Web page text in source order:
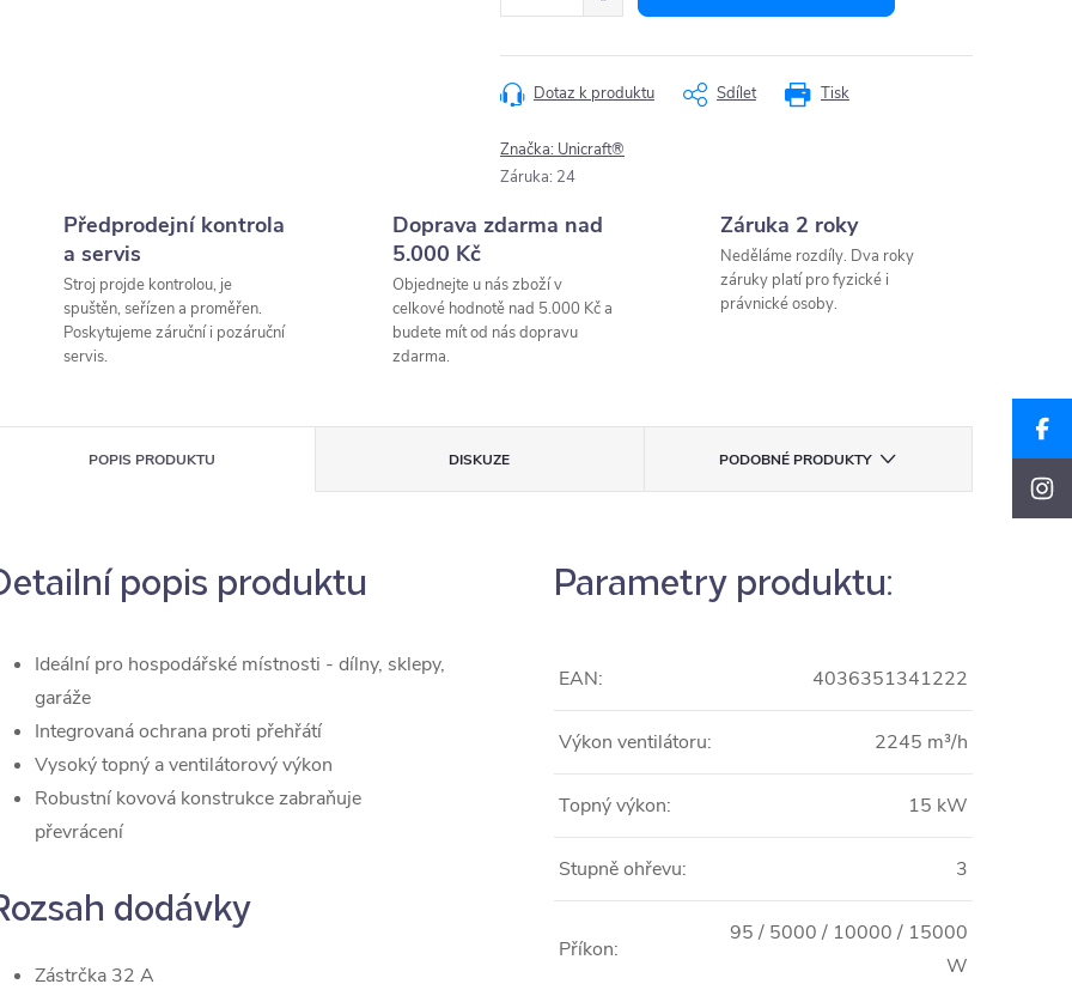
Tisk
Dotaz k produktu Sdílet
Značka: Unicraft®
Záruka: 24
Předprodejní kontrola
a servis
Stroj projde kontrolou, je
spuštěn, seřízen a proměřen.
Poskytujeme záruční i pozáruční
servis.
Doprava zdarma nad
5.000 Kč
Objednejte u nás zboží v
celkové hodnotě nad 5.000 Kč a
budete mít od nás dopravu
zdarma.
Záruka 2 roky
Neděláme rozdíly. Dva roky
záruky platí pro fyzické i
právnické osoby.
POPIS PRODUKTU DISKUZE PODOBNÉ PRODUKTY
popis produktu
Ideální pro hospodářské místnosti - dílny, sklepy,
garáže
Integrovaná ochrana proti přehřátí
Vysoký topný a ventilátorový výkon
Robustní kovová konstrukce zabraňuje
převrácení
dodávky
Zástrčka 32 A
Parametry produktu:
EAN: 4036351341222
Výkon ventilátoru: 2245 m³/h
Topný výkon: 15 kW
Stupně ohřevu: 3
Příkon:
95 / 5000 / 10000 / 15000
W